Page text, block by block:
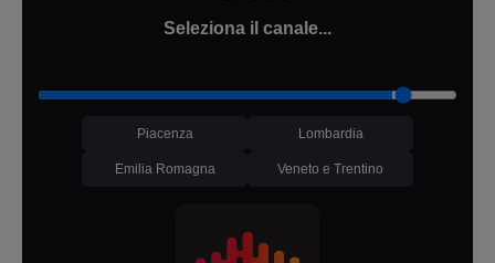
Seleziona il canale...
Piacenza Lombardia
Emilia Romagna Veneto e Trentino